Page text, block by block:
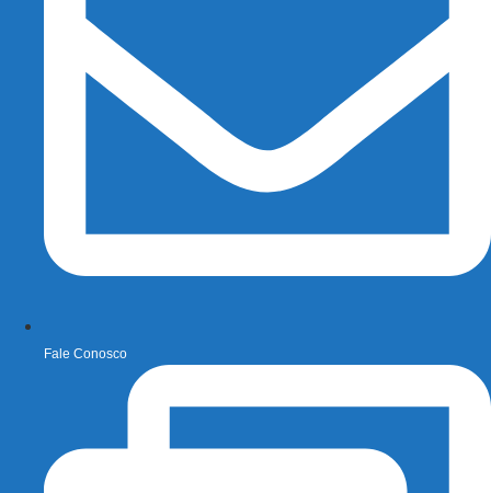
Fale Conosco